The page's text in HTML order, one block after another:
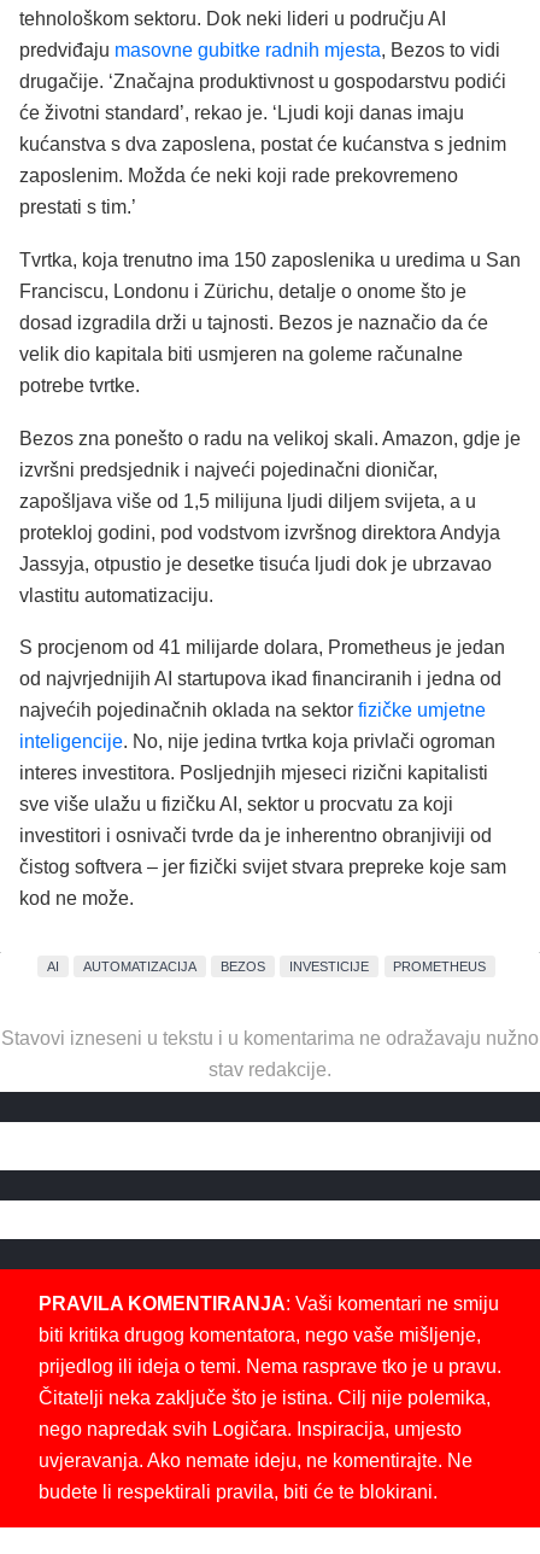
tehnološkom sektoru. Dok neki lideri u području AI
predviđaju masovne gubitke radnih mjesta, Bezos to vidi
drugačije. ‘Značajna produktivnost u gospodarstvu podići
će životni standard’, rekao je. ‘Ljudi koji danas imaju
kućanstva s dva zaposlena, postat će kućanstva s jednim
zaposlenim. Možda će neki koji rade prekovremeno
prestati s tim.’
Tvrtka, koja trenutno ima 150 zaposlenika u uredima u San
Franciscu, Londonu i Zürichu, detalje o onome što je
dosad izgradila drži u tajnosti. Bezos je naznačio da će
velik dio kapitala biti usmjeren na goleme računalne
potrebe tvrtke.
Bezos zna ponešto o radu na velikoj skali. Amazon, gdje je
izvršni predsjednik i najveći pojedinačni dioničar,
zapošljava više od 1,5 milijuna ljudi diljem svijeta, a u
protekloj godini, pod vodstvom izvršnog direktora Andyja
Jassyja, otpustio je desetke tisuća ljudi dok je ubrzavao
vlastitu automatizaciju.
S procjenom od 41 milijarde dolara, Prometheus je jedan
od najvrjednijih AI startupova ikad financiranih i jedna od
najvećih pojedinačnih oklada na sektor fizičke umjetne
inteligencije. No, nije jedina tvrtka koja privlači ogroman
interes investitora. Posljednjih mjeseci rizični kapitalisti
sve više ulažu u fizičku AI, sektor u procvatu za koji
investitori i osnivači tvrde da je inherentno obranjiviji od
čistog softvera – jer fizički svijet stvara prepreke koje sam
kod ne može.
AI AUTOMATIZACIJA BEZOS INVESTICIJE PROMETHEUS
Stavovi izneseni u tekstu i u komentarima ne odražavaju nužno
stav redakcije.
PRAVILA KOMENTIRANJA: Vaši komentari ne smiju
biti kritika drugog komentatora, nego vaše mišljenje,
prijedlog ili ideja o temi. Nema rasprave tko je u pravu.
Čitatelji neka zaključe što je istina. Cilj nije polemika,
nego napredak svih Logičara. Inspiracija, umjesto
uvjeravanja. Ako nemate ideju, ne komentirajte. Ne
budete li respektirali pravila, biti će te blokirani.